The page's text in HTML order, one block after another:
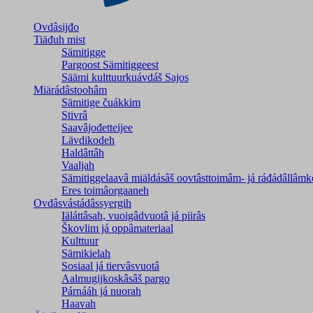
Ovdâsijđo
Tiäđuh mist
Sämitigge
Pargoost Sämitiggeest
Säämi kulttuurkuávdáš Sajos
Miärádâstoohâm
Sämitige čuákkim
Stivrâ
Saavâjođetteijee
Lävdikodeh
Haldâttâh
Vaaljah
Sämitiggelaavâ miäldásâš oovtâsttoimâm- já
Eres toimâorgaaneh
Ovdâsvástádâssyergih
Iäláttâsah, vuoigâdvuotâ já piirâs
Škovlim já oppâmateriaal
Kulttuur
Sämikielah
Sosiaal já tiervâsvuotâ
Aalmugijkoskâsâš pargo
Párnááh já nuorah
Haavah